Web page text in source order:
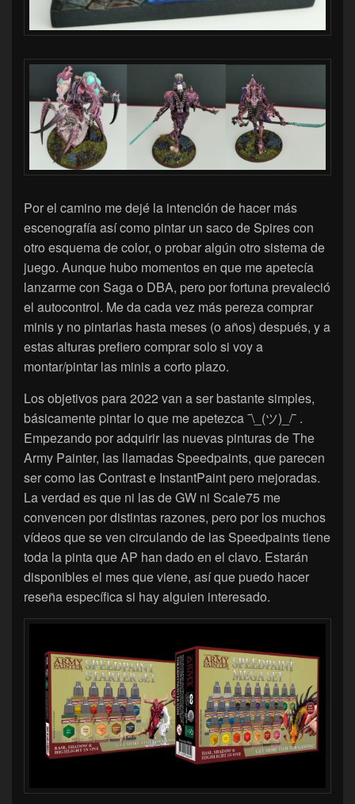
Por el camino me dejé la intención de hacer más
escenografía así como pintar un saco de Spires con
otro esquema de color, o probar algún otro sistema de
juego. Aunque hubo momentos en que me apetecía
lanzarme con Saga o DBA, pero por fortuna prevaleció
el autocontrol. Me da cada vez más pereza comprar
minis y no pintarlas hasta meses (o años) después, y a
estas alturas prefiero comprar solo si voy a
montar/pintar las minis a corto plazo.
Los objetivos para 2022 van a ser bastante simples,
básicamente pintar lo que me apetezca ¯\_(ツ)_/¯ .
Empezando por adquirir las nuevas pinturas de The
Army Painter, las llamadas Speedpaints, que parecen
ser como las Contrast e InstantPaint pero mejoradas.
La verdad es que ni las de GW ni Scale75 me
convencen por distintas razones, pero por los muchos
vídeos que se ven circulando de las Speedpaints tiene
toda la pinta que AP han dado en el clavo. Estarán
disponibles el mes que viene, así que puedo hacer
reseña específica si hay alguien interesado.